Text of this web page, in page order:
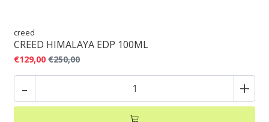
creed
CREED HIMALAYA EDP 100ML
€129,00 €250,00
- +